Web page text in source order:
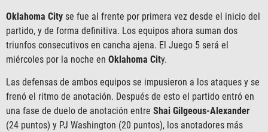
Oklahoma City se fue al frente por primera vez desde el inicio del
partido, y de forma definitiva. Los equipos ahora suman dos
triunfos consecutivos en cancha ajena. El Juego 5 será el
miércoles por la noche en Oklahoma City.
Las defensas de ambos equipos se impusieron a los ataques y se
frenó el ritmo de anotación. Después de esto el partido entró en
una fase de duelo de anotación entre Shai Gilgeous-Alexander
(24 puntos) y PJ Washington (20 puntos), los anotadores más